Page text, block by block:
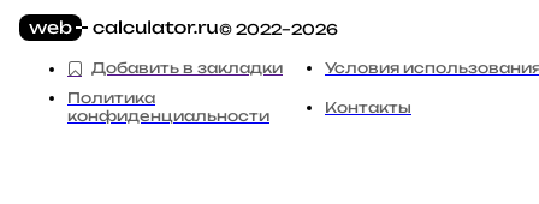
© 2022–2026
Добавить в закладки
Условия
Политика
конфиденциальности
Контакты